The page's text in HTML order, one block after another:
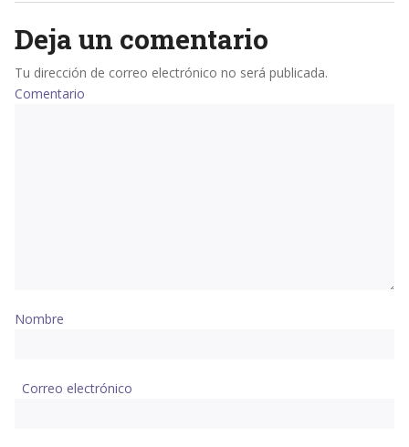
Deja un comentario
Tu dirección de correo electrónico no será publicada.
Comentario
Nombre
Correo electrónico